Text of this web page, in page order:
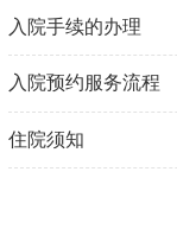
入院手续的办理
入院预约服务流程
住院须知